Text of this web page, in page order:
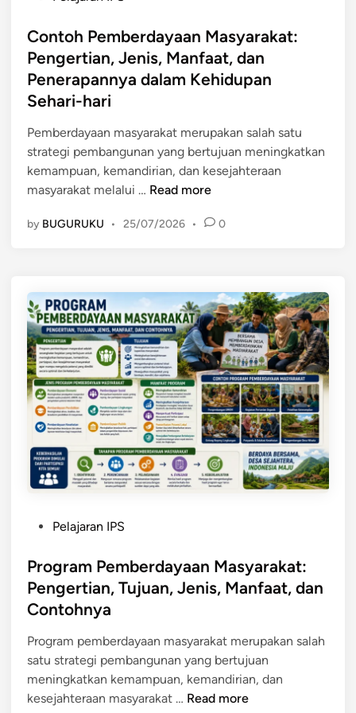
a
n
,
B
e
u
M
a
a
t
,
F
a
k
t
o
r
,
a
C
o
n
t
o
h
n
y
a
s
y
a
k
a
t
g
e
r
t
i
a
T
u
S
t
s
t
e
d
i
n
Contoh Pemberdayaan Masyarakat:
Pengertian, Jenis, Manfaat, dan
Penerapannya dalam Kehidupan
Sehari-hari
Pemberdayaan masyarakat merupakan salah satu
strategi pembangunan yang bertujuan meningkatkan
kemampuan, kemandirian, dan kesejahteraan
masyarakat melalui … C
n
P
e
m
b
e
r
d
a
y
a
a
s
y
a
k
a
t
Read more
by BUGURUKU • 25/07/2026 • 0
s
t
e
i
n
Pelajaran IPS
Program Pemberdayaan Masyarakat:
Pengertian, Tujuan, Jenis, Manfaat, dan
Contohnya
Program pemberdayaan masyarakat merupakan salah
satu strategi pembangunan yang bertujuan
meningkatkan kemampuan, kemandirian, dan
kesejahteraan masyarakat … P
Read more